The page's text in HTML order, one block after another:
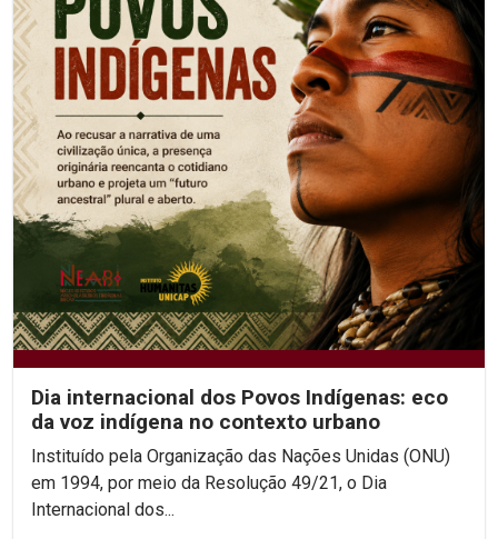
Dia internacional dos Povos Indígenas: eco
da voz indígena no contexto urbano
Instituído pela Organização das Nações Unidas (ONU)
em 1994, por meio da Resolução 49/21, o Dia
Internacional dos...